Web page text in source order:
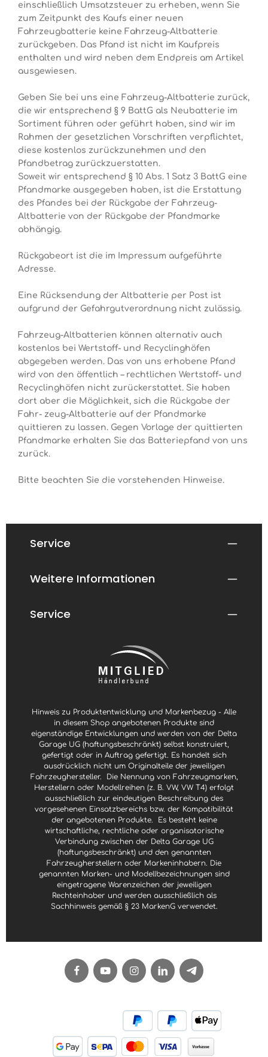
einschließlich Umsatzsteuer zu erheben, wenn Sie
zum Zeitpunkt des Kaufs einer neuen
Fahrzeugbatterie keine Fahrzeug-Altbatterie
zurückgeben. Das Pfand ist nicht im Kaufpreis
enthalten und wird neben dem Endpreis am Artikel
ausgewiesen.
Geben Sie bei uns eine Fahrzeug-Altbatterie zurück,
die wir entsprechend § 9 BattG als Neubatterie im
Sortiment führen oder geführt haben, sind wir im
Rahmen der gesetzlichen Vorschriften verpflichtet,
diese kostenlos zurückzunehmen und den
Pfandbetrag zurückzuerstatten.
Soweit wir entsprechend § 10 Abs. 1 Satz 3 BattG eine
Pfandmarke ausgegeben haben, ist die Erstattung
des Pfandes bei der Rückgabe der Fahrzeug-
Altbatterie von der Rückgabe der Pfandmarke
abhängig.
Rückgabeort ist die im Impressum aufgeführte
Adresse.
Eine Rücksendung der Altbatterie per Post ist
aufgrund der Gefahrgutverordnung nicht zulässig.
Fahrzeug-Altbatterien können alternativ auch
kostenlos bei Wertstoff- und Recyclinghöfen
abgegeben werden. Das von uns erhobene Pfand
wird von den öffentlich – rechtlichen Wertstoff- und
Recyclinghöfen nicht zurückerstattet. Sie haben
dort aber die Möglichkeit, sich die Rückgabe der
Fahr- zeug-Altbatterie auf der Pfandmarke
quittieren zu lassen. Gegen Vorlage der quittierten
Pfandmarke erhalten Sie das Batteriepfand von uns
zurück.
Bitte beachten Sie die vorstehenden Hinweise.
Service
Weitere Informationen
Service
Hinweis zu Produktentwicklung und Markenbezug - Alle
in diesem Shop angebotenen Produkte sind
eigenständige Entwicklungen und werden von der Delta
Garage UG (haftungsbeschränkt) selbst konstruiert,
gefertigt oder in Auftrag gefertigt. Es handelt sich
ausdrücklich nicht um Originalteile der jeweiligen
Fahrzeughersteller.
Die Nennung von Fahrzeugmarken,
Herstellern oder Modellreihen (z. B. VW, VW T4) erfolgt
ausschließlich zur eindeutigen Beschreibung des
vorgesehenen Einsatzbereichs bzw. der Kompatibilität
der angebotenen Produkte.
Es besteht keine
wirtschaftliche, rechtliche oder organisatorische
Verbindung zwischen der Delta Garage UG
(haftungsbeschränkt) und den genannten
Fahrzeugherstellern oder Markeninhabern. Die
genannten Marken- und Modellbezeichnungen sind
eingetragene Warenzeichen der jeweiligen
Rechteinhaber und werden ausschließlich als
Sachhinweis gemäß § 23 MarkenG verwendet.